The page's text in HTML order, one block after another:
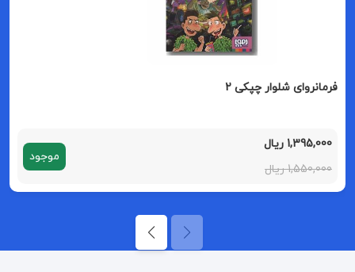
فرمانروای شلوار چپکی 2
1,395,000 ریال
1,550,000 ریال
موجود